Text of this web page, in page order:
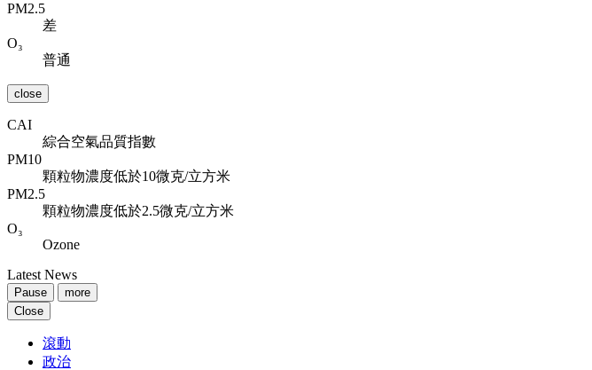
PM2.5
差
O₃
普通
close
CAI
綜合空氣品質指數
PM10
顆粒物濃度低於10微克/立方米
PM2.5
顆粒物濃度低於2.5微克/立方米
O₃
Ozone
Latest News
Pause
more
Close
滾動
政治